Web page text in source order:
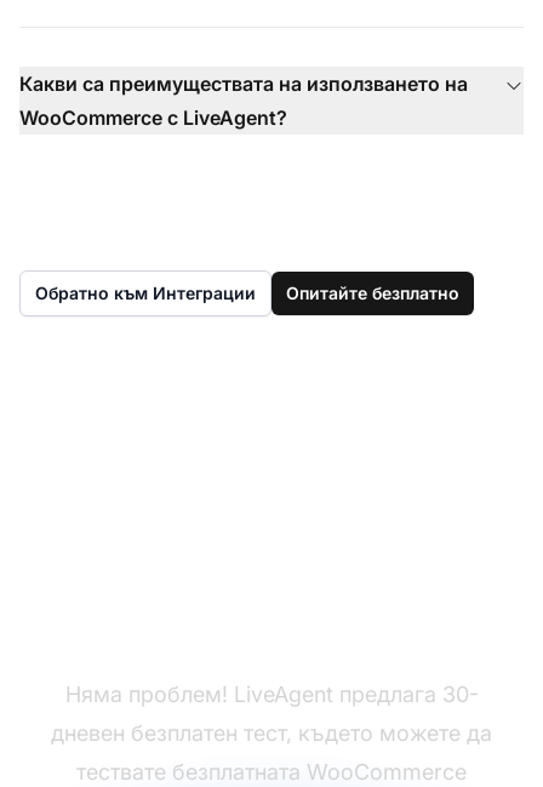
Какви са преимуществата на използването на
WooCommerce с LiveAgent?
Обратно към Интеграции Опитайте безплатно
Няма проблем! LiveAgent предлага 30-
дневен безплатен тест, където можете да
тествате безплатната WooCommerce